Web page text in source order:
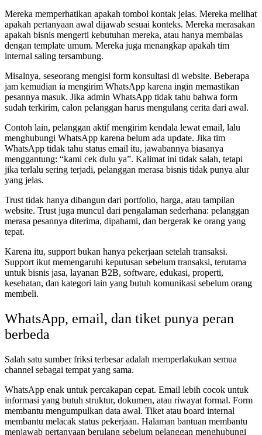
Mereka memperhatikan apakah tombol kontak jelas. Mereka melihat
apakah pertanyaan awal dijawab sesuai konteks. Mereka merasakan
apakah bisnis mengerti kebutuhan mereka, atau hanya membalas
dengan template umum. Mereka juga menangkap apakah tim
internal saling tersambung.
Misalnya, seseorang mengisi form konsultasi di website. Beberapa
jam kemudian ia mengirim WhatsApp karena ingin memastikan
pesannya masuk. Jika admin WhatsApp tidak tahu bahwa form
sudah terkirim, calon pelanggan harus mengulang cerita dari awal.
Contoh lain, pelanggan aktif mengirim kendala lewat email, lalu
menghubungi WhatsApp karena belum ada update. Jika tim
WhatsApp tidak tahu status email itu, jawabannya biasanya
menggantung: “kami cek dulu ya”. Kalimat ini tidak salah, tetapi
jika terlalu sering terjadi, pelanggan merasa bisnis tidak punya alur
yang jelas.
Trust tidak hanya dibangun dari portfolio, harga, atau tampilan
website. Trust juga muncul dari pengalaman sederhana: pelanggan
merasa pesannya diterima, dipahami, dan bergerak ke orang yang
tepat.
Karena itu, support bukan hanya pekerjaan setelah transaksi.
Support ikut memengaruhi keputusan sebelum transaksi, terutama
untuk bisnis jasa, layanan B2B, software, edukasi, properti,
kesehatan, dan kategori lain yang butuh komunikasi sebelum orang
membeli.
WhatsApp, email, dan tiket punya peran
berbeda
Salah satu sumber friksi terbesar adalah memperlakukan semua
channel sebagai tempat yang sama.
WhatsApp enak untuk percakapan cepat. Email lebih cocok untuk
informasi yang butuh struktur, dokumen, atau riwayat formal. Form
membantu mengumpulkan data awal. Tiket atau board internal
membantu melacak status pekerjaan. Halaman bantuan membantu
menjawab pertanyaan berulang sebelum pelanggan menghubungi